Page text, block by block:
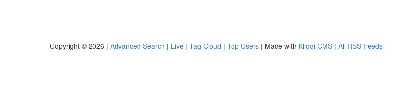
Copyright © 2026 | Advanced Search | Live | Tag Cloud | Top Users | Made with Kliqqi CMS | All RSS Feeds